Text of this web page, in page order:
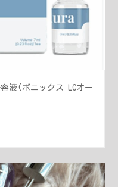
液(ボニックス LCオー